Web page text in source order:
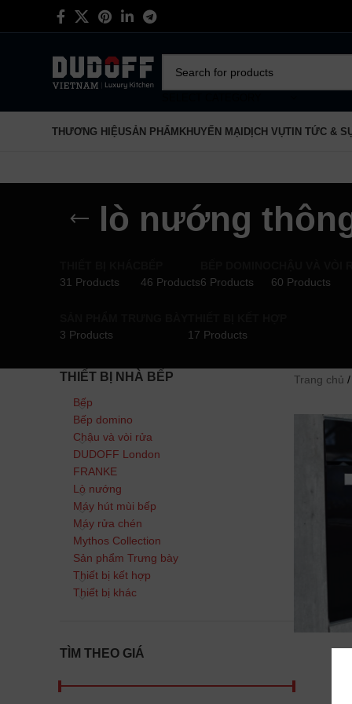
THƯƠNG HIỆUSẢN PHẨMKHUYẾN MẠIDỊCH VỤTIN TỨC &
lò nướng
31 Products
46 Products6 Products
60 Products
3 Products
17 Products
THIẾT BỊ NHÀ BẾP
Bếp
Bếp domino
Chậu và vòi rửa
DUDOFF London
FRANKE
Lò nướng
Máy hút mùi bếp
Máy rửa chén
Mythos Collection
Sản phẩm Trưng bày
Thiết bị kết hợp
Thiết bị khác
TÌM THEO GIÁ
Trang chủ /